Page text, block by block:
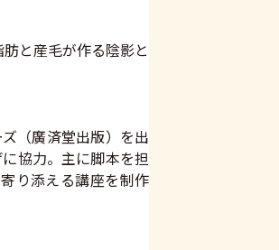
と産毛が作る陰影と
（廣済堂出版）を出
協力。主に脚本を担
り添える講座を制作